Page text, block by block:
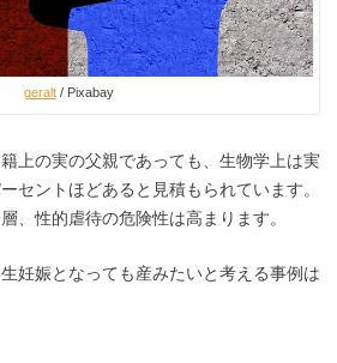
geralt/ Pixabay
上の実の父親であっても、生物学上は実
セントほどあると見積もられています。
、性的虐待の危険性は高まります。
妊娠となっても産みたいと考える事例は